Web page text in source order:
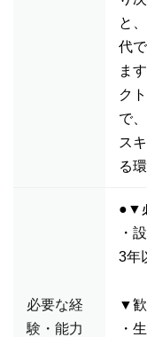
と
代
ま
ク
で
ス
る
必要な経
験・能力
●▼
・
3年
▼歓
・